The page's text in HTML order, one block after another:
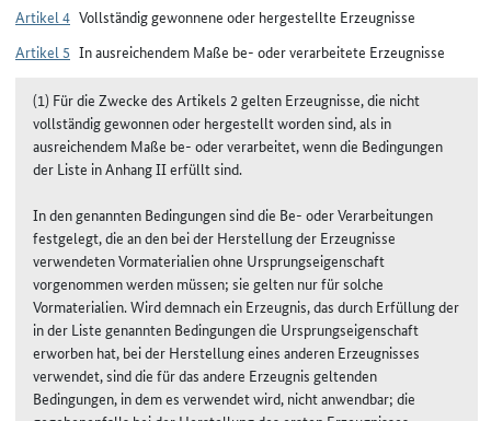
Artikel 4 Vollständig gewonnene oder hergestellte Erzeugnisse
Artikel 5 In ausreichendem Maße be- oder verarbeitete Erzeugnisse
(1) Für die Zwecke des Artikels 2 gelten Erzeugnisse, die nicht
vollständig gewonnen oder hergestellt worden sind, als in
ausreichendem Maße be- oder verarbeitet, wenn die Bedingungen
der Liste in Anhang II erfüllt sind.
In den genannten Bedingungen sind die Be- oder Verarbeitungen
festgelegt, die an den bei der Herstellung der Erzeugnisse
verwendeten Vormaterialien ohne Ursprungseigenschaft
vorgenommen werden müssen; sie gelten nur für solche
Vormaterialien. Wird demnach ein Erzeugnis, das durch Erfüllung der
in der Liste genannten Bedingungen die Ursprungseigenschaft
erworben hat, bei der Herstellung eines anderen Erzeugnisses
verwendet, sind die für das andere Erzeugnis geltenden
Bedingungen, in dem es verwendet wird, nicht anwendbar; die